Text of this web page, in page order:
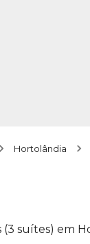
Hortolândia
(3 suítes) em